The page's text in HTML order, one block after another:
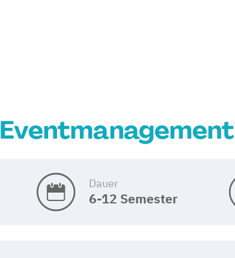
Eventmanagement
Dauer
6-12 Semester